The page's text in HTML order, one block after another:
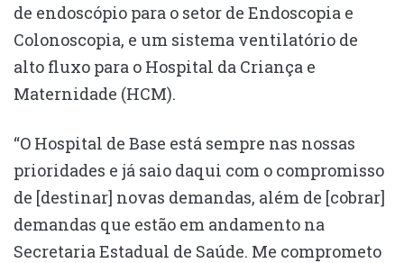
de endoscópio para o setor de Endoscopia e
Colonoscopia, e um sistema ventilatório de
alto fluxo para o Hospital da Criança e
Maternidade (HCM).
“O Hospital de Base está sempre nas nossas
prioridades e já saio daqui com o compromisso
de [destinar] novas demandas, além de [cobrar]
demandas que estão em andamento na
Secretaria Estadual de Saúde. Me comprometo